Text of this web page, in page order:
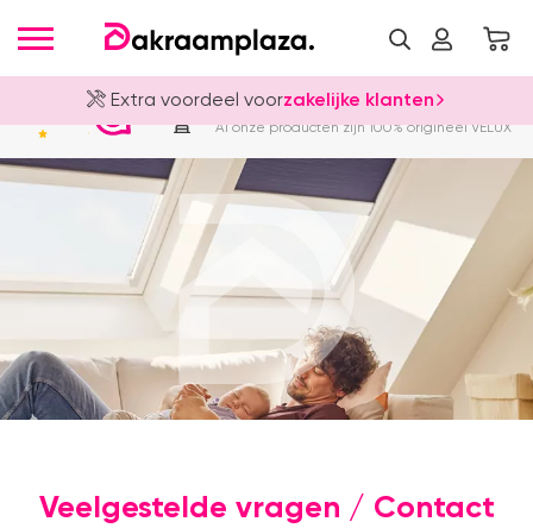
Extra voordeel voorzakelijke klanten
Officieel VELUX Dealer
Al onze producten zijn 100% origineel VELUX
Veelgestelde vragen / Contact